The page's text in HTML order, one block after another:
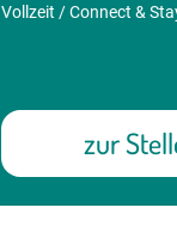
Vollzeit / Connect &
zur